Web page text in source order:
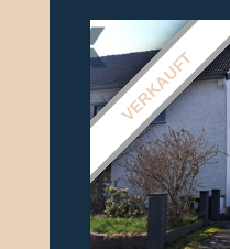
VERKAUFT